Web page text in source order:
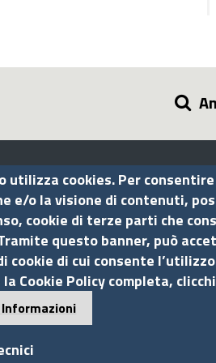
- 00161 Roma
utilizza cookies. Per
e/o la visione di contenuti,
cookie di terze parti che
questo banner, può
cookie di cui consente
Cookie Policy completa, clicchi